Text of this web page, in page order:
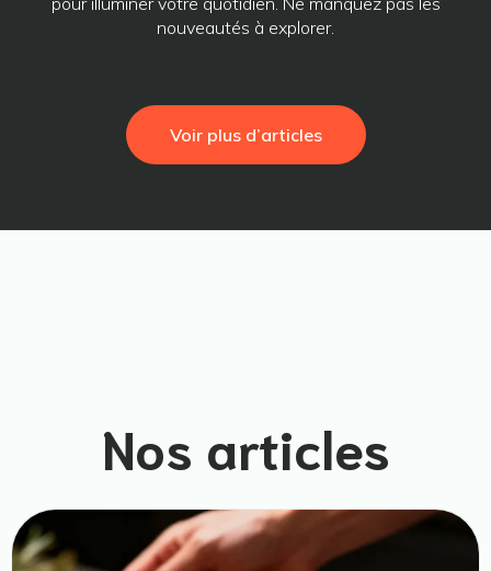
nouveautés à explorer.
Voir plus d’articles
Nos articles